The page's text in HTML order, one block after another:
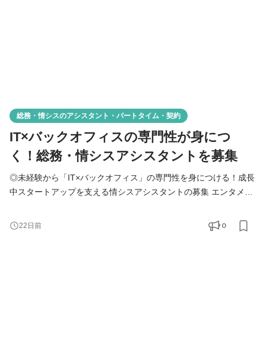
総務・情シスのアシスタント・パートタイム・契約
IT×バックオフィスの専門性が身につ
く！総務・情シスアシスタントを募集
◎未経験から「IT×バックオフィス」の専門性を身につける！成長
中スタートアップを支える情シスアシスタントの募集 エンタメス
発揮できる業務環境を一緒に作ってくださるメンバーを募集しま
22日前 0